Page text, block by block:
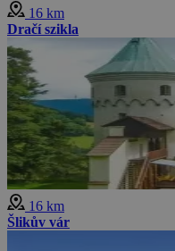
16 km
Dračí szikla
16 km
Šlikův vár